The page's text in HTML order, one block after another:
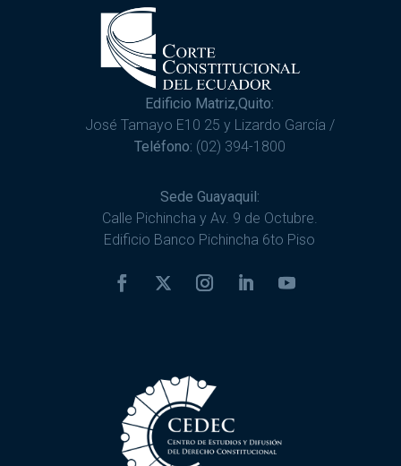
Edificio Matriz,Quito:
José Tamayo E10 25 y Lizardo García /
Teléfono: (02) 394-1800
Sede Guayaquil:
Calle Pichincha y Av. 9 de Octubre.
Edificio Banco Pichincha 6to Piso